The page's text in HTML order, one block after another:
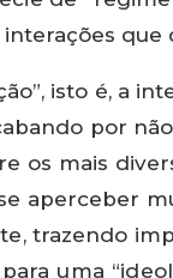
isto é, a
por
os mais
aperceber
trazendo
uma